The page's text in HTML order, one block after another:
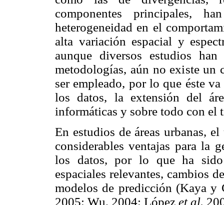
componentes principales,
heterogeneidad en el
alta variación espacial y
aunque diversos estudios
metodologías, aún no existe un
ser empleado, por lo que éste
los datos, la extensión del
informáticas y sobre todo con
En estudios de áreas urbanas,
considerables ventajas para la
los datos, por lo que ha
espaciales relevantes, cambios
modelos de predicción (Kaya
2005; Wu, 2004; López et al.